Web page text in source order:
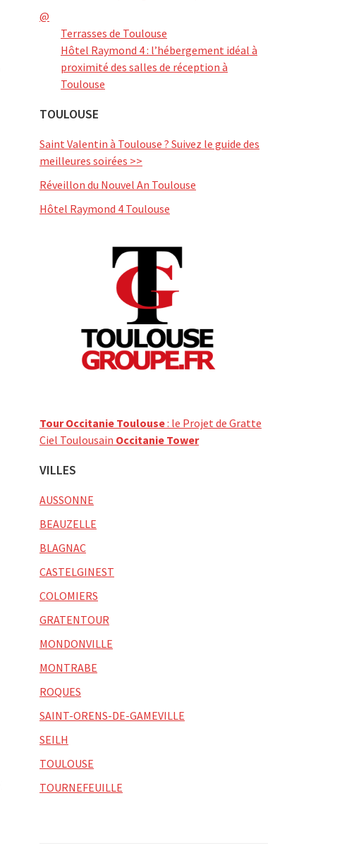
@
Terrasses de Toulouse
Hôtel Raymond 4 : l’hébergement idéal à
proximité des salles de réception à
Toulouse
TOULOUSE
Saint Valentin à Toulouse ? Suivez le guide des
meilleures soirées >>
Réveillon du Nouvel An Toulouse
Hôtel Raymond 4 Toulouse
Tour Occitanie Toulouse: le Projet de Gratte
Ciel Toulousain Occitanie Tower
VILLES
AUSSONNE
BEAUZELLE
BLAGNAC
CASTELGINEST
COLOMIERS
GRATENTOUR
MONDONVILLE
MONTRABE
ROQUES
SAINT-ORENS-DE-GAMEVILLE
SEILH
TOULOUSE
TOURNEFEUILLE